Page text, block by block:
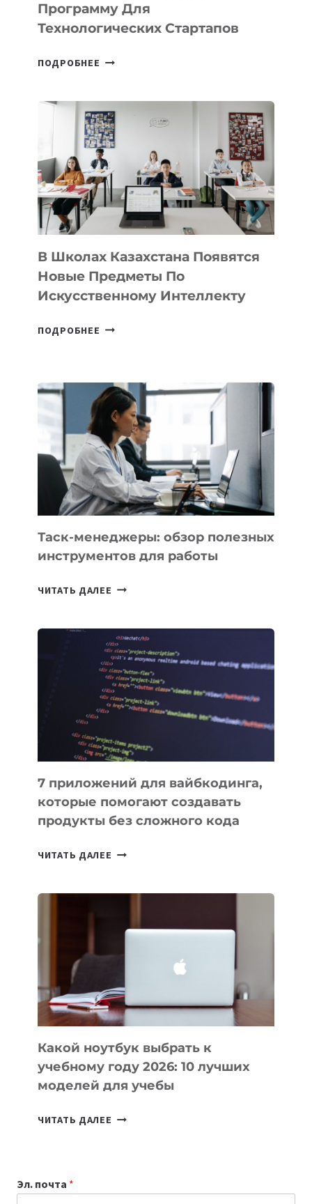
ПРЕДПРИНИМАТЕЛЬСТВО
Программу Для
Технологических Стартапов
ПОДРОБНЕЕ ОТКРЫТ
DEAL
VELOCITY
BY
MOST
—
МЕЖДУНАРОДНУЮ
ПРОГРАММУ
ДЛЯ
ТЕХНОЛОГИЧЕСКИХ
В Школах Казахстана Появятся
Новые Предметы По
Искусственному Интеллекту
ПОДРОБНЕЕ В
НОВЫЕ
ПРЕДМЕТЫ
ПО
ИСКУССТВЕННОМУ
ИНТЕЛЛЕКТУ
Таск-менеджеры: обзор полезных
инструментов для работы
ЧИТАТЬ ДАЛЕЕ ТАСК-
ПОЛЕЗНЫХ
ИНСТРУМЕНТОВ
ДЛЯ
РАБОТЫ
7 приложений для вайбкодинга,
которые помогают создавать
продукты без сложного кода
ЧИТАТЬ ДАЛЕЕ
ПОМОГАЮТ
СОЗДАВАТЬ
БЕЗ
СЛОЖНОГО
КОДА
Какой ноутбук выбрать к
учебному году 2026: 10 лучших
моделей для учебы
ЧИТАТЬ ДАЛЕЕ КАКОЙ
Эл. почта *